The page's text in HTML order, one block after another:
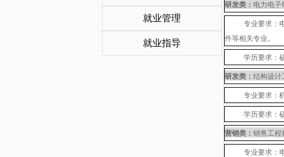
就业管理
就业指导
研发类： 电力电子
专业要求：
件等相关专业。
学历要求：
研发类： 结构设计
专业要求：
学历要求：
营销类： 销售工程
专业要求：